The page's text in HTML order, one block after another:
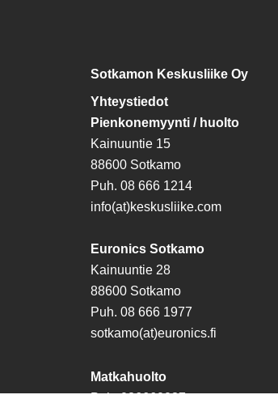
Sotkamon Keskusliike Oy
Yhteystiedot
Pienkonemyynti / huolto
Kainuuntie 15
88600 Sotkamo
Puh. 08 666 1214
info(at)keskusliike.com
Euronics Sotkamo
Kainuuntie 28
88600 Sotkamo
Puh. 08 666 1977
sotkamo(at)euronics.fi
Matkahuolto